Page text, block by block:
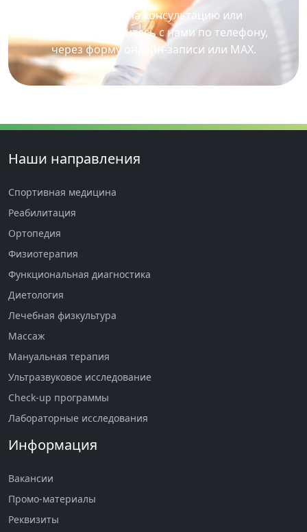
Для записи на консультацию или
процедуру свяжитесь с нами по телефону,
через форму онлайн-записи или MAX.
Наши направления
Спортивная медицина
Реабилитация
Ортопедия
Физиотерапия
Функциональная диагностика
Диетология
Лечебная физкультура
Массаж
Мануальная терапия
Ультразвуковое исследование
Check-up программы
Лабораторные исследования
Информация
Вакансии
Промо-материалы
Реквизиты